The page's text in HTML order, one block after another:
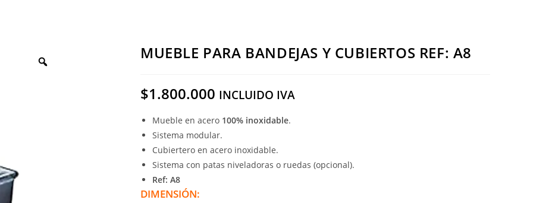
MUEBLE PARA BANDEJAS Y CUBIERTOS REF: A8
$1.800.000 INCLUIDO IVA
Mueble en acero 100% inoxidable.
Sistema modular.
Cubiertero en acero inoxidable.
Sistema con patas niveladoras o ruedas (opcional).
Ref: A8
DIMENSIÓN: